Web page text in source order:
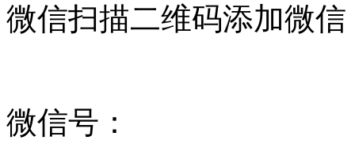
微信扫描二维码添加微信
微信号：